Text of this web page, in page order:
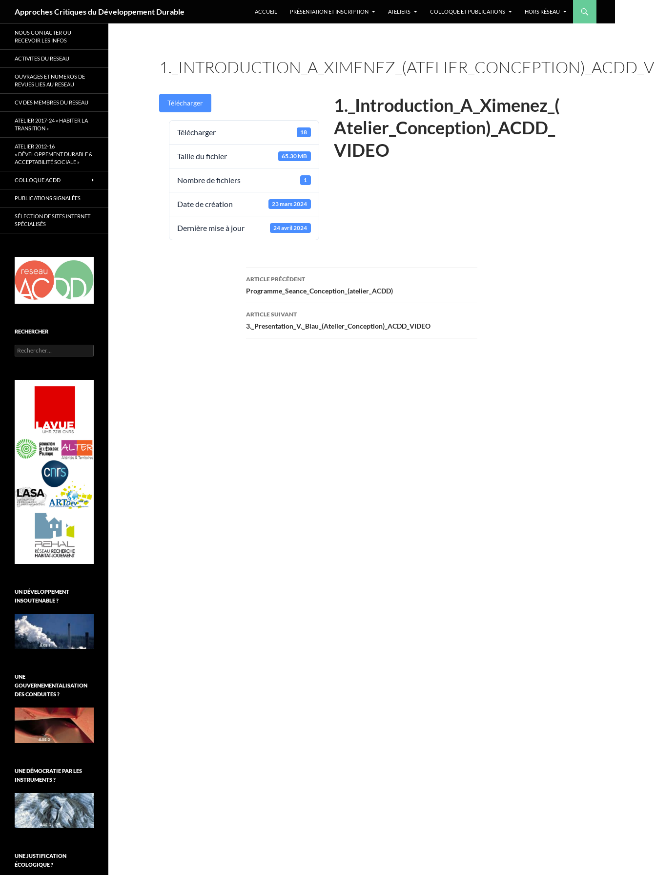
Aller
contenu
Approches Critiques du Développement Durable ACCUEIL PRÉSENTATION ET INSCRIPTION ATELIERS COLLOQUE ET PUBLICATIONS HORS RÉSEAU
Télécharger
Télécharger 18
Taille du fichier 65.30 MB
Nombre de fichiers 1
Date de création 23 mars 2024
Dernière mise à jour 24 avril 2024
1._Introduction_A_Ximenez_(
Atelier_Conception)_ACDD_
VIDEO
Navigation
des
articles
ARTICLE PRÉCÉDENT
Programme_Seance_Conception_(atelier_ACDD)
ARTICLE SUIVANT
3._Presentation_V._Biau_(Atelier_Conception)_ACDD_VIDEO
NOUS CONTACTER OU
RECEVOIR LES INFOS
ACTIVITES DU RESEAU
OUVRAGES ET NUMEROS DE
REVUES LIES AU RESEAU
CV DES MEMBRES DU RESEAU
ATELIER 2017-24 « HABITER LA
TRANSITION »
ATELIER 2012-16
« DÉVELOPPEMENT DURABLE &
ACCEPTABILITÉ SOCIALE »
COLLOQUE ACDD
PUBLICATIONS SIGNALÉES
SÉLECTION DE SITES INTERNET
SPÉCIALISÉS
RECHERCHER
Rechercher :
UN DÉVELOPPEMENT
INSOUTENABLE ?
UNE
GOUVERNEMENTALISATION
DES CONDUITES ?
UNE DÉMOCRATIE PAR LES
INSTRUMENTS ?
UNE JUSTIFICATION
ÉCOLOGIQUE ?